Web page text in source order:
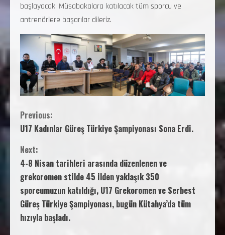
başlayacak. Müsabakalara katılacak tüm sporcu ve
antrenörlere başarılar dileriz.
Previous:
U17 Kadınlar Güreş Türkiye Şampiyonası Sona Erdi.
Next:
4-8 Nisan tarihleri arasında düzenlenen ve
grekoromen stilde 45 ilden yaklaşık 350
sporcumuzun katıldığı, U17 Grekoromen ve Serbest
Güreş Türkiye Şampiyonası, bugün Kütahya’da tüm
hızıyla başladı.